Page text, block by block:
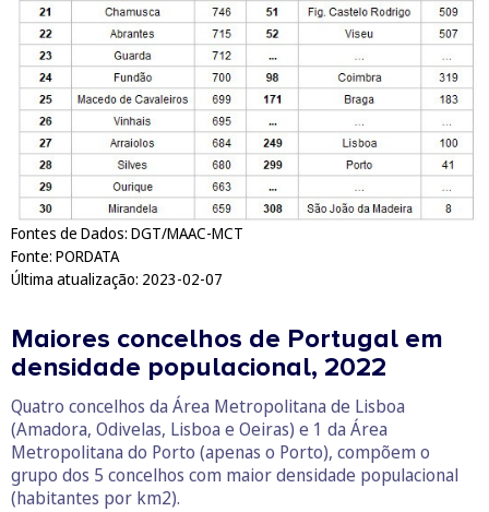
Fontes de Dados: DGT/MAAC-MCT
Fonte: PORDATA
Última atualização: 2023-02-07
Maiores concelhos de Portugal em
densidade populacional, 2022
Quatro concelhos da Área Metropolitana de Lisboa
(Amadora, Odivelas, Lisboa e Oeiras) e 1 da Área
Metropolitana do Porto (apenas o Porto), compõem o
grupo dos 5 concelhos com maior densidade populacional
(habitantes por km2).